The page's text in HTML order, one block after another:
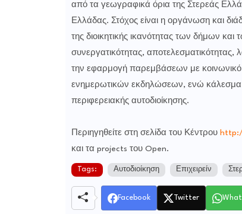
από τα γεωγραφικά όρια της Στερεάς
Ελλάδας. Στόχος είναι η οργάνωση και
της διοικητικής ικανότητας των δήμων
συνεργατικότητας, αποτελεσματικότητας,
την εφαρμογή παρεμβάσεων με κοινωνικό
ενημερωτικών εκδηλώσεων, ενώ κάλεσμα
περιφερειακής αυτοδιοίκησης.
Περιηγηθείτε στη σελίδα του Κέντρου
και τα projects του Open.
Tags: Αυτοδιοίκηση Επιχειρείν
Facebook Twitter